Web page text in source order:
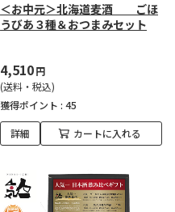
＜お中元＞北海道麦酒 ごほ
うびあ３種＆おつまみセット
4,510円
(送料・税込)
獲得ポイント : 45
詳細 カートに入れる